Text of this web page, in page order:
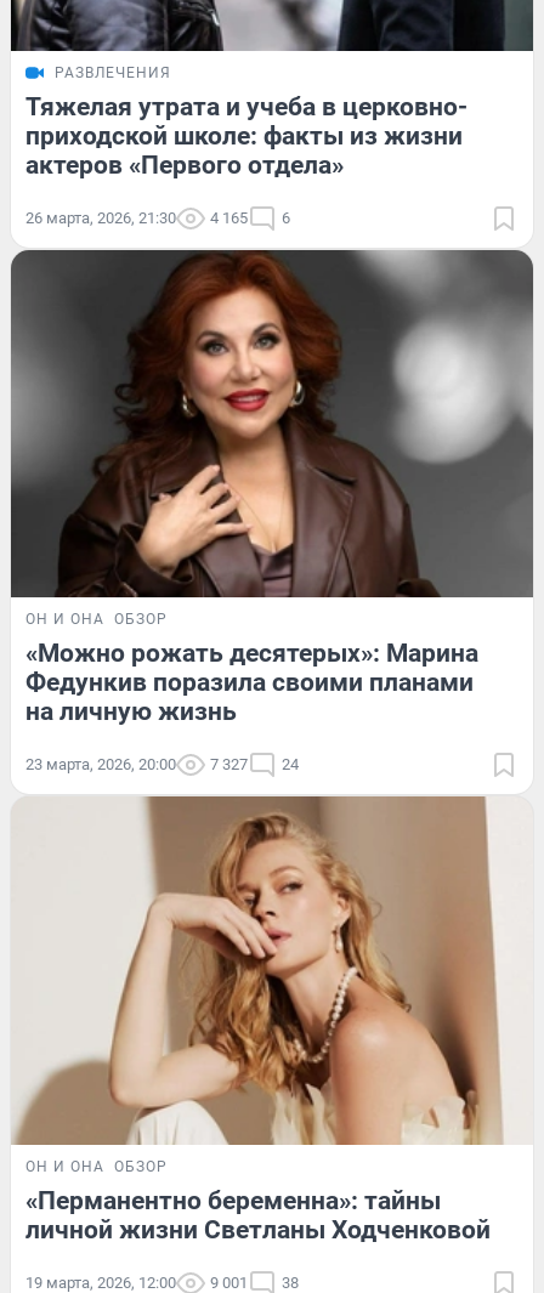
РАЗВЛЕЧЕНИЯ
Тяжелая утрата и учеба в церковно-
приходской школе: факты из жизни
актеров «Первого отдела»
26 марта, 2026, 21:30 4 165 6
ОН И ОНА ОБЗОР
«Можно рожать десятерых»: Марина
Федункив поразила своими планами
на личную жизнь
23 марта, 2026, 20:00 7 327 24
ОН И ОНА ОБЗОР
«Перманентно беременна»: тайны
личной жизни Светланы Ходченковой
19 марта, 2026, 12:00 9 001 38